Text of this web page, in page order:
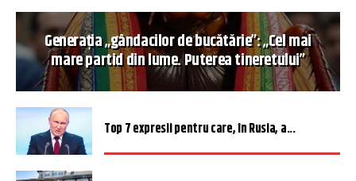
Generația „gândacilor de bucătărie”: „Cel mai
mare partid din lume. Puterea tineretului”
Top 7 expresii pentru care, în Rusia, a...